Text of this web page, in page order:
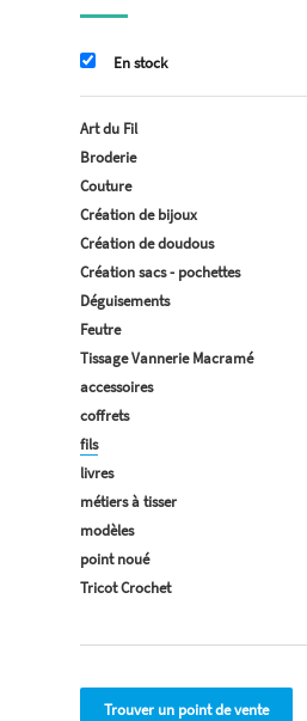
En stock
Art du Fil
Broderie
Couture
Création de bijoux
Création de doudous
Création sacs - pochettes
Déguisements
Feutre
Tissage Vannerie Macramé
accessoires
coffrets
fils
livres
métiers à tisser
modèles
point noué
Tricot Crochet
Trouver un point de vente